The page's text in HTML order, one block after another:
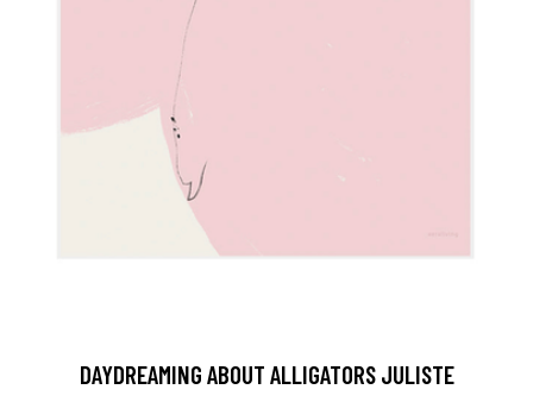
DAYDREAMING ABOUT ALLIGATORS JULISTE